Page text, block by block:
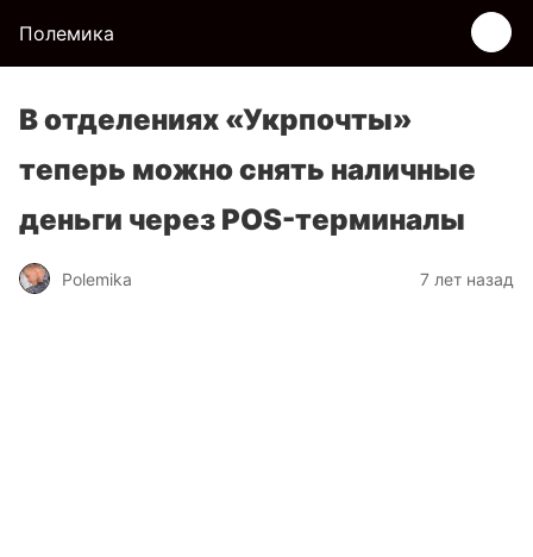
Полемика
В отделениях «Укрпочты»
теперь можно снять наличные
деньги через POS-терминалы
Polemika 7 лет назад